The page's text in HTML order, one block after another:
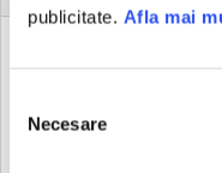
publicitate. Afla mai
consimțământului
Necesare
180x150 (pixels)